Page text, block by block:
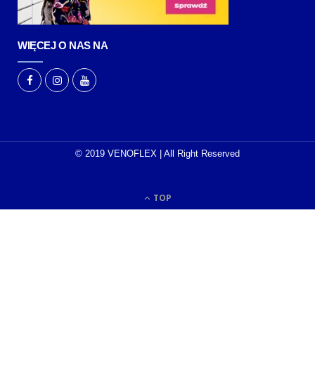
WIĘCEJ O NAS NA
© 2019 VENOFLEX | All Right Reserved
TOP